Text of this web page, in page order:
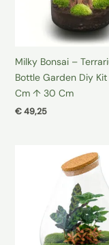
Milky Bonsai –
Bottle Garden Diy
Cm ↑ 30 Cm
€49,25